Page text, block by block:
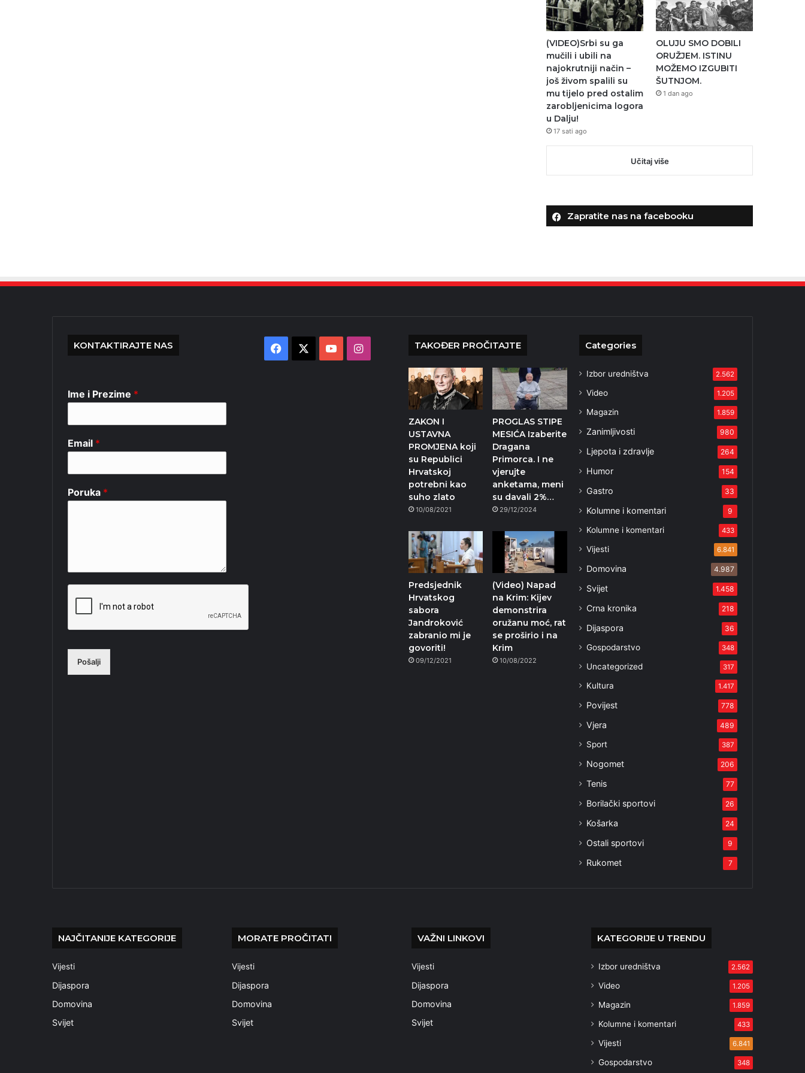
(VIDEO)Srbi su ga
mučili i ubili na
najokrutniji način –
još živom spalili su
mu tijelo pred ostalim
zarobljenicima logora
u Dalju!
17 sati ago
OLUJU SMO DOBILI
ORUŽJEM. ISTINU
MOŽEMO IZGUBITI
ŠUTNJOM.
1 dan ago
Učitaj više
Zapratite nas na facebooku
KONTAKTIRAJTE NAS
Ime i Prezime *
Email *
Poruka *
Pošalji
Facebook YouTubeInstagram TAKOĐER PROČITAJTE
ZAKON I
USTAVNA
PROMJENA koji
su Republici
Hrvatskoj
potrebni kao
suho zlato
10/08/2021
PROGLAS STIPE
MESIĆA Izaberite
Dragana
Primorca. I ne
vjerujte
anketama, meni
su davali 2%…
29/12/2024
Predsjednik
Hrvatskog
sabora
Jandroković
zabranio mi je
govoriti!
09/12/2021
(Video) Napad
na Krim: Kijev
demonstrira
oružanu moć, rat
se proširio i na
Krim
10/08/2022
Categories
Izbor uredništva 2.562
Video 1.205
Magazin 1.859
Zanimljivosti 980
Ljepota i zdravlje 264
Humor 154
Gastro 33
Kolumne i komentari 9
Kolumne i komentari 433
Vijesti 6.841
Domovina 4.987
Svijet 1.458
Crna kronika 218
Dijaspora 36
Gospodarstvo 348
Uncategorized 317
Kultura 1.417
Povijest 778
Vjera 489
Sport 387
Nogomet 206
Tenis 77
Borilački sportovi 26
Košarka 24
Ostali sportovi 9
Rukomet 7
NAJČITANIJE KATEGORIJE
Vijesti
Dijaspora
Domovina
Svijet
MORATE PROČITATI
Vijesti
Dijaspora
Domovina
Svijet
VAŽNI LINKOVI
Vijesti
Dijaspora
Domovina
Svijet
KATEGORIJE U TRENDU
Izbor uredništva 2.562
Video 1.205
Magazin 1.859
Kolumne i komentari 433
Vijesti 6.841
Gospodarstvo 348